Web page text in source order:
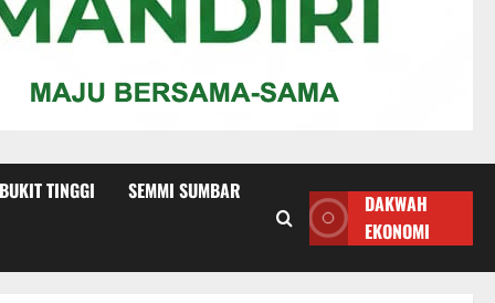
TINGGI SEMMI SUMBAR
DAKWAH
EKONOMI